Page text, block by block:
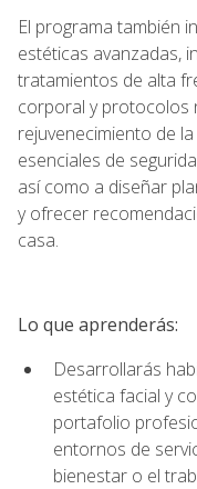
El programa también
estéticas avanzadas,
tratamientos de alta
corporal y protocolos
rejuvenecimiento de
esenciales de
así como a diseñar
y ofrecer
casa.
Lo que aprenderás:
Desarrollarás
estética facial y
portafolio
entornos de
bienestar o el